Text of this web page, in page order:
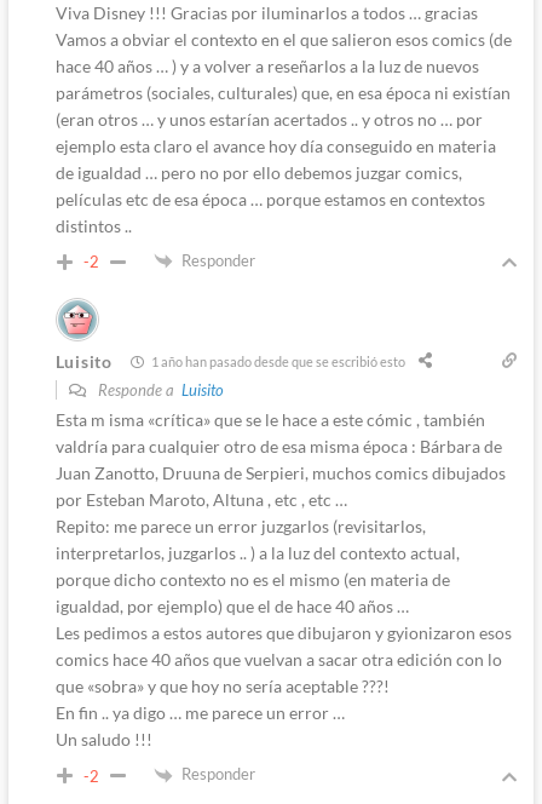
Viva Disney !!! Gracias por iluminarlos a todos … gracias
Vamos a obviar el contexto en el que salieron esos comics (de
hace 40 años … ) y a volver a reseñarlos a la luz de nuevos
parámetros (sociales, culturales) que, en esa época ni existían
(eran otros … y unos estarían acertados .. y otros no … por
ejemplo esta claro el avance hoy día conseguido en materia
de igualdad … pero no por ello debemos juzgar comics,
películas etc de esa época … porque estamos en contextos
distintos ..
-2 Responder
Luisito 1 año han pasado desde que se escribió esto
Responde a Luisito
Esta m isma «crítica» que se le hace a este cómic , también
valdría para cualquier otro de esa misma época : Bárbara de
Juan Zanotto, Druuna de Serpieri, muchos comics dibujados
por Esteban Maroto, Altuna , etc , etc …
Repito: me parece un error juzgarlos (revisitarlos,
interpretarlos, juzgarlos .. ) a la luz del contexto actual,
porque dicho contexto no es el mismo (en materia de
igualdad, por ejemplo) que el de hace 40 años …
Les pedimos a estos autores que dibujaron y gyionizaron esos
comics hace 40 años que vuelvan a sacar otra edición con lo
que «sobra» y que hoy no sería aceptable ???!
En fin .. ya digo … me parece un error …
Un saludo !!!
-2 Responder